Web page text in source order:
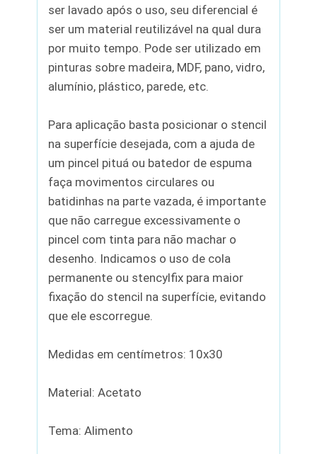
ser lavado após o uso, seu diferencial é
ser um material reutilizável na qual dura
por muito tempo. Pode ser utilizado em
pinturas sobre madeira, MDF, pano, vidro,
alumínio, plástico, parede, etc.
Para aplicação basta posicionar o stencil
na superfície desejada, com a ajuda de
um pincel pituá ou batedor de espuma
faça movimentos circulares ou
batidinhas na parte vazada, é importante
que não carregue excessivamente o
pincel com tinta para não machar o
desenho. Indicamos o uso de cola
permanente ou stencylfix para maior
fixação do stencil na superfície, evitando
que ele escorregue.
Medidas em centímetros: 10x30
Material: Acetato
Tema: Alimento